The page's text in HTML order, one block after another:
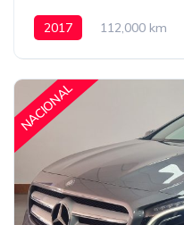
2017 112,000 km
NACIONAL